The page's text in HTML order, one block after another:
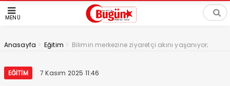
MENÜ
Anasayfa > Eğitim > Bilimin merkezine ziyaretçi akını yaşanıyor;
EĞITIM 7 Kasım 2025 11:46